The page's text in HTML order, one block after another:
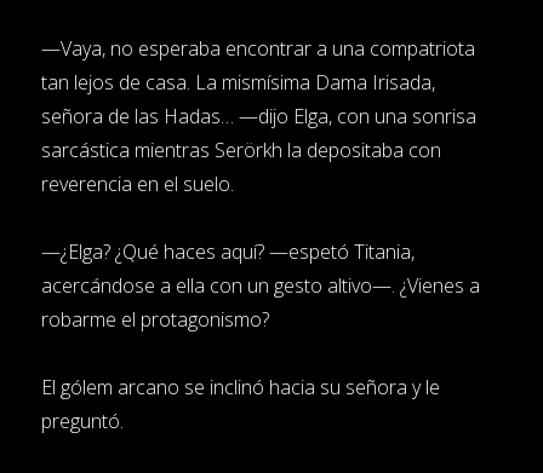
—Vaya, no esperaba encontrar a una compatriota
tan lejos de casa. La mismísima Dama Irisada,
señora de las Hadas… —dijo Elga, con una sonrisa
sarcástica mientras Serörkh la depositaba con
reverencia en el suelo.
—¿Elga? ¿Qué haces aquí? —espetó Titania,
acercándose a ella con un gesto altivo—. ¿Vienes a
robarme el protagonismo?
El gólem arcano se inclinó hacia su señora y le
preguntó.